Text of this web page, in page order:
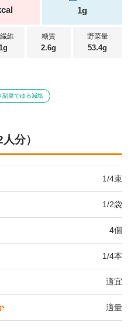
1g
維 糖質
2.6g
野菜量
53.4g
副菜でゆる減塩
分）
1/4束
1/2袋
4個
1/4本
適宜
適量